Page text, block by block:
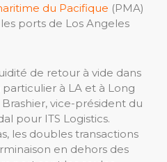
du Pacifique (PMA)
ports de Los Angeles
de retour à vide dans
à LA et à Long
vice-président du
pour ITS Logistics.
les doubles transactions
en dehors des